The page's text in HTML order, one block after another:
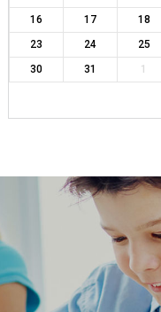
16
17 18
23
24 25
30
31 1